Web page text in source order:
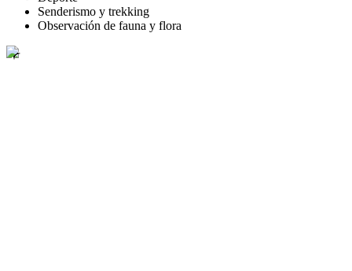
Senderismo y trekking
Observación de fauna y flora